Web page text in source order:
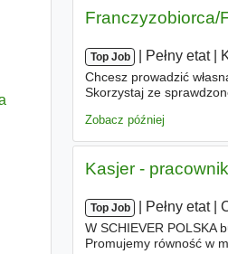
Franczyzobiorca/
Top Job Pełny etat|
Chcesz prowadzić
Skorzystaj ze
Zobacz później
Kasjer -
Top Job Pełny etat|
W SCHIEVER POLSKA
Promujemy równość w